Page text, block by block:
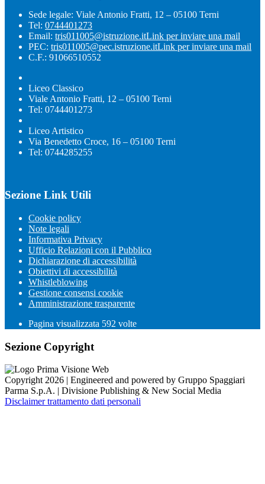
Sede legale: Viale Antonio Fratti, 12 – 05100 Terni
Tel: 0744401273
Email: tris011005@istruzione.itLink per inviare una mail
PEC: tris011005@pec.istruzione.itLink per inviare una mail
C.F.: 91066510552
Liceo Classico
Viale Antonio Fratti, 12 – 05100 Terni
Tel: 0744401273
Liceo Artistico
Via Benedetto Croce, 16 – 05100 Terni
Tel: 0744285255
Sezione Link Utili
Cookie policy
Note legali
Informativa Privacy
Ufficio Relazioni con il Pubblico
Dichiarazione di accessibilità
Obiettivi di accessibilità
Whistleblowing
Gestione consensi cookie
Amministrazione trasparente
Pagina visualizzata 592 volte
Sezione Copyright
Copyright 2026 | Engineered and powered by Gruppo Spaggiari
Parma S.p.A. | Divisione Publishing & New Social Media
Disclaimer trattamento dati personali